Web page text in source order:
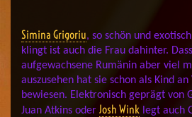
Simina Grigoriu, so schön und
klingt ist auch die Frau dahinter.
aufgewachsene Rumänin aber viel
auszusehen hat sie schon als Kind
bewiesen. Elektronisch geprägt von
Juan Atkins oder Josh Wink legt auch